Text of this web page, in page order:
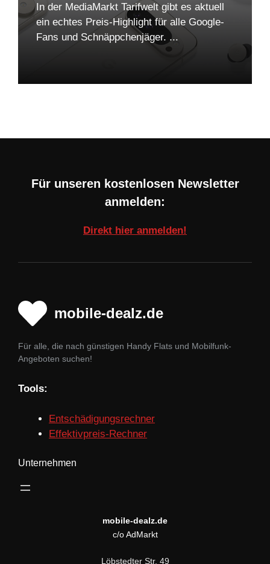
In der MediaMarkt Tarifwelt gibt es aktuell
ein echtes Preis-Highlight für alle Google-
Fans und Schnäppchenjäger. ...
Für unseren kostenlosen Newsletter
anmelden:
Direkt hier anmelden!
mobile-dealz.de
Für alle, die nach günstigen Handy Flats und Mobilfunk-
Angeboten suchen!
Tools:
Entschädigungsrechner
Effektivpreis-Rechner
Unternehmen
mobile-dealz.de
c/o AdMarkt
Löbstedter Str. 49